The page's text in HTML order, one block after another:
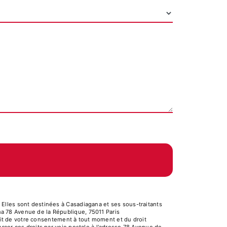
sont destinées à Casadiagana et ses sous-traitants
Avenue de la République, 75011 Paris
de votre consentement à tout moment et du droit